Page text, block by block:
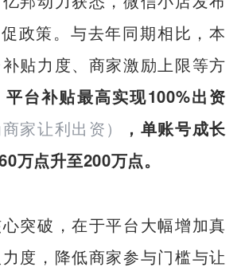
政策。与去年同期相比，本
贴力度、商家激励上限等方
平台补贴最高实现100%出资
家让利出资）
，单账号成长
万点升至200万点。
突破，在于平台大幅增加真
度，降低商家参与门槛与让